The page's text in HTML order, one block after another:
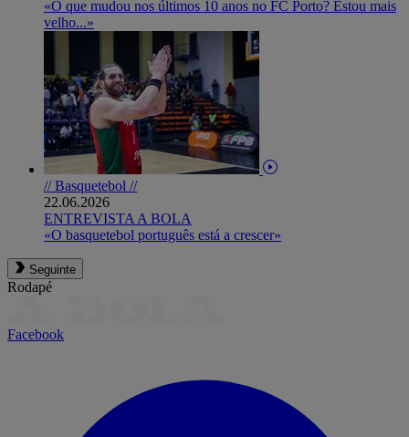
«O que mudou nos últimos 10 anos no FC Porto? Estou mais
velho...»
// Basquetebol //
22.06.2026
ENTREVISTA A BOLA
«O basquetebol português está a crescer»
Seguinte
Rodapé
Facebook